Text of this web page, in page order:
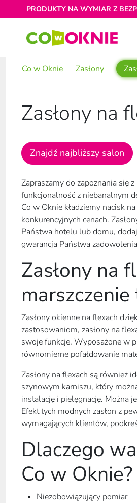
PRODUKTY NA WYMIAR Z
Co w Oknie Zasłony
Zasłony na
Znajdź najbliższy salon
Zapraszamy do zapoznania się
funkcjonalność z niebanalnym
Co w Oknie kładziemy nacisk
konkurencyjnych cenach.
Państwa hotelu lub domu,
gwarancja Państwa
Zasłony na
Zasłony okienne na flexach
zastosowaniom, zasłony na
swoje funkcje. Wyposażone w
równomierne pofałdowanie
Zasłony na flexach są również
szynowym karniszu, który
instalację i pielęgnację. Można
Efekt tych modnych zasłon z
wymagających klientów,
Dlaczego
Co w Oknie?
Niezobowiązujący pomiar